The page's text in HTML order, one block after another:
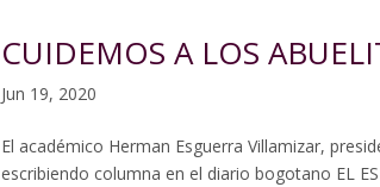
CUIDEMOS A LOS
Jun 19, 2020
El académico Herman Esguerra Villamizar,
escribiendo columna en el diario bogotano EL